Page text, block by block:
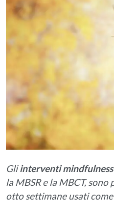
Gliinterventi
la MBSR e la MBCT,
otto settimane usati